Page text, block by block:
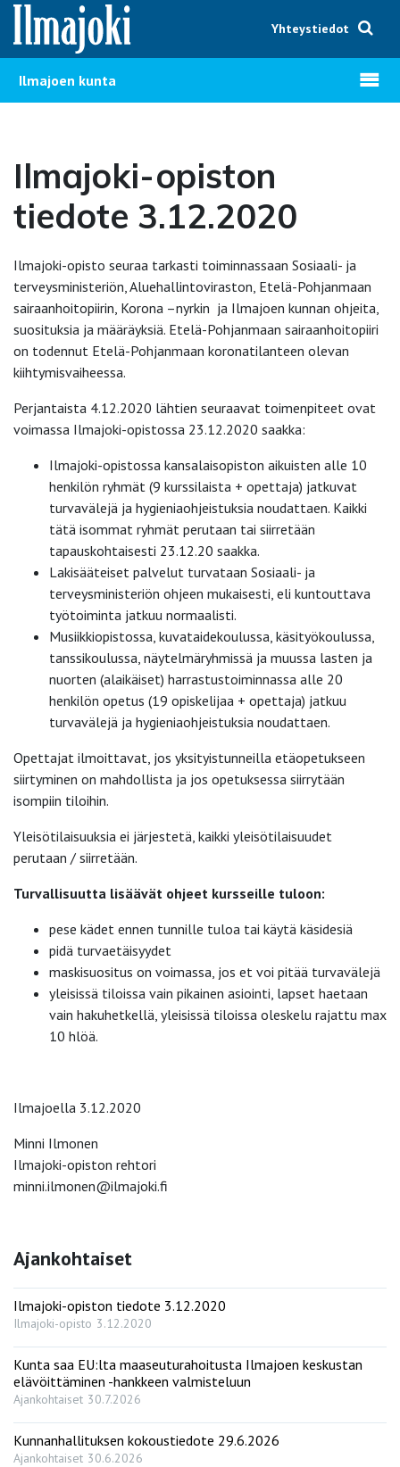
Hyppää sisältöön
Yhteystiedot
Ilmajoen kunta Avaa
Ilmajoki-opiston
tiedote 3.12.2020
Ilmajoki-opisto seuraa tarkasti toiminnassaan Sosiaali- ja
terveysministeriön, Aluehallintoviraston, Etelä-Pohjanmaan
sairaanhoitopiirin, Korona –nyrkin ja Ilmajoen kunnan ohjeita,
suosituksia ja määräyksiä. Etelä-Pohjanmaan sairaanhoitopiiri
on todennut Etelä-Pohjanmaan koronatilanteen olevan
kiihtymisvaiheessa.
Perjantaista 4.12.2020 lähtien seuraavat toimenpiteet ovat
voimassa Ilmajoki-opistossa 23.12.2020 saakka:
Ilmajoki-opistossa kansalaisopiston aikuisten alle 10
henkilön ryhmät (9 kurssilaista + opettaja) jatkuvat
turvavälejä ja hygieniaohjeistuksia noudattaen. Kaikki
tätä isommat ryhmät perutaan tai siirretään
tapauskohtaisesti 23.12.20 saakka.
Lakisääteiset palvelut turvataan Sosiaali- ja
terveysministeriön ohjeen mukaisesti, eli kuntouttava
työtoiminta jatkuu normaalisti.
Musiikkiopistossa, kuvataidekoulussa, käsityökoulussa,
tanssikoulussa, näytelmäryhmissä ja muussa lasten ja
nuorten (alaikäiset) harrastustoiminnassa alle 20
henkilön opetus (19 opiskelijaa + opettaja) jatkuu
turvavälejä ja hygieniaohjeistuksia noudattaen.
Opettajat ilmoittavat, jos yksityistunneilla etäopetukseen
siirtyminen on mahdollista ja jos opetuksessa siirrytään
isompiin tiloihin.
Yleisötilaisuuksia ei järjestetä, kaikki yleisötilaisuudet
perutaan / siirretään.
Turvallisuutta lisäävät ohjeet kursseille tuloon:
pese kädet ennen tunnille tuloa tai käytä käsidesiä
pidä turvaetäisyydet
maskisuositus on voimassa, jos et voi pitää turvavälejä
yleisissä tiloissa vain pikainen asiointi, lapset haetaan
vain hakuhetkellä, yleisissä tiloissa oleskelu rajattu max
10 hlöä.
Ilmajoella 3.12.2020
Minni Ilmonen
Ilmajoki-opiston rehtori
minni.ilmonen@ilmajoki.fi
Ajankohtaiset
Ilmajoki-opiston tiedote 3.12.2020
Ilmajoki-opisto 3.12.2020
Kunta saa EU:lta maaseuturahoitusta Ilmajoen keskustan
elävöittäminen -hankkeen valmisteluun
Ajankohtaiset 30.7.2026
Kunnanhallituksen kokoustiedote 29.6.2026
Ajankohtaiset 30.6.2026